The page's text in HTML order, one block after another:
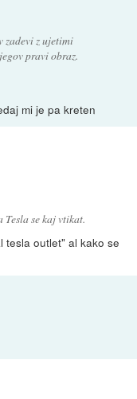
zadevi z ujetimi
pravi obraz.
mi je pa kreten
se kaj vtikat.
tesla outlet" al kako se